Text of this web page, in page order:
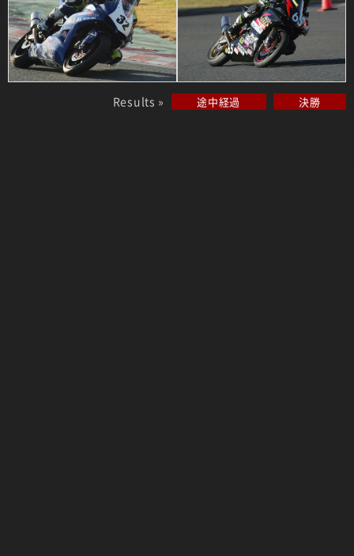
Results » 途中経過 決勝